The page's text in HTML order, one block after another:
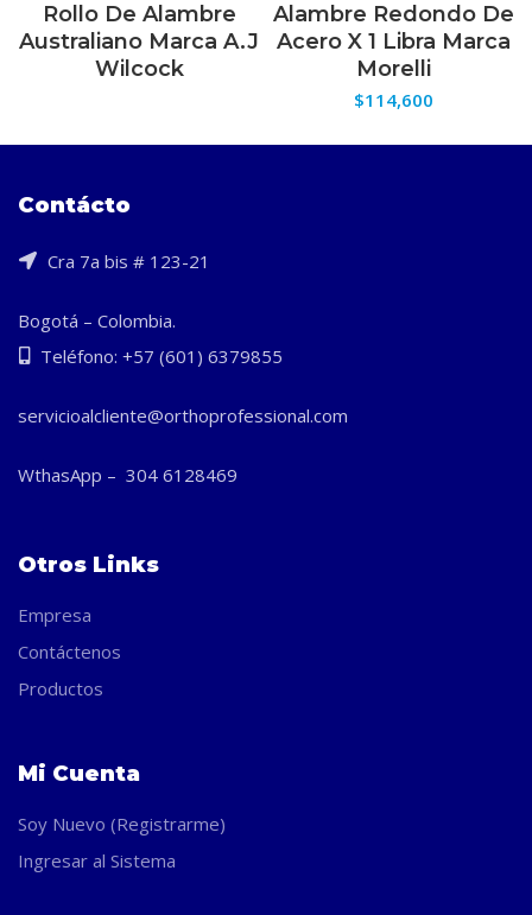
Rollo De Alambre
Australiano Marca A.J
Wilcock
Alambre Redondo De
Acero X 1 Libra Marca
Morelli
$114,600
Contácto
Cra 7a bis # 123-21
Bogotá – Colombia.
Teléfono: +57 (601) 6379855
servicioalcliente@orthoprofessional.com
WthasApp – 304 6128469
Otros Links
Empresa
Contáctenos
Productos
Mi Cuenta
Soy Nuevo (Registrarme)
Ingresar al Sistema